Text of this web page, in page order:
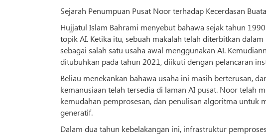
Sejarah Penumpuan Pusat Noor terhadap Kecerdasan
Hujjatul Islam Bahrami menyebut bahawa sejak tahun
topik AI. Ketika itu, sebuah makalah telah diterbitkan
sebagai salah satu usaha awal menggunakan AI.
ditubuhkan pada tahun 2021, diikuti dengan pelancaran
Beliau menekankan bahawa usaha ini masih berterusan,
kemanusiaan telah tersedia di laman AI pusat. Noor telah
kemudahan pemprosesan, dan penulisan algoritma untuk
generatif.
Dalam dua tahun kebelakangan ini, infrastruktur